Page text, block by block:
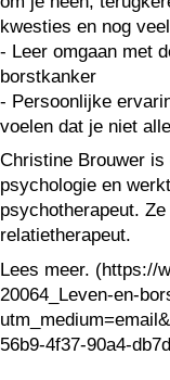
kwesties en nog
- Leer omgaan met
borstkanker
- Persoonlijke
voelen dat je niet
Christine Brouwer is
psychologie en
psychotherapeut.
relatietherapeut.
Lees meer. (https://
20064_Leven-en-
56b9-4f37-90a4-